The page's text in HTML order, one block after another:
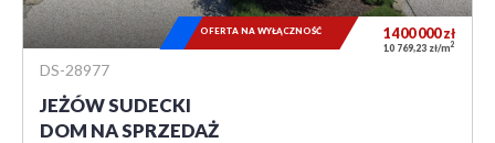
DS-28977
JEŻÓW SUDECKI
DOM NA SPRZEDAŻ
1 400 000zł
10 769,23 zł/m2
OFERTA NA WYŁĄCZNOŚĆ